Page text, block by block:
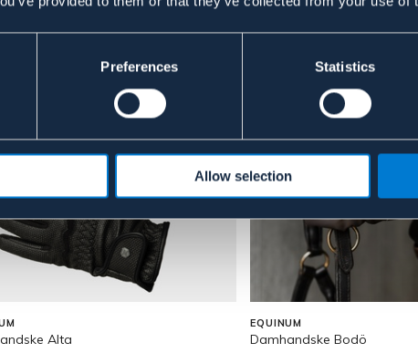
Preferences Statistics
Allow selection
Alta
EQUINUM
Damhandske Bodö